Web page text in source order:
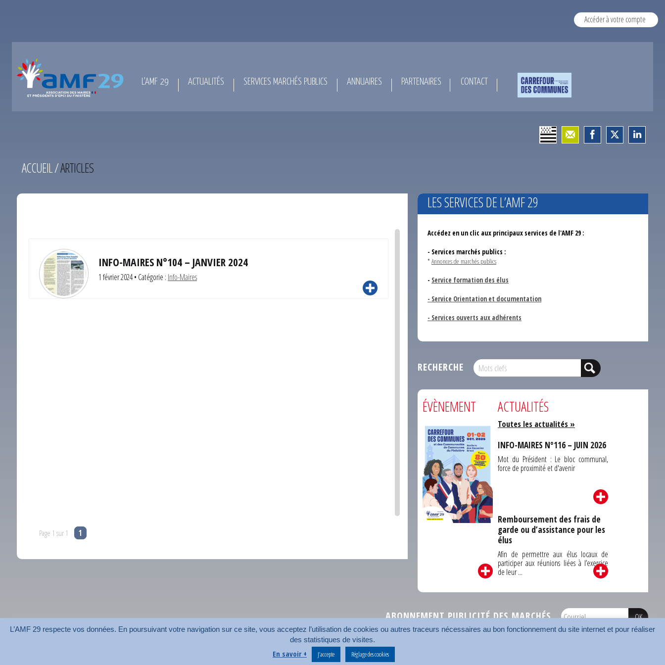
Accéder à votre compte
L’AMF 29 ACTUALITÉS SERVICES MARCHÉS PUBLICS ANNUAIRES PARTENAIRES CONTACT
ACCUEIL/ARTICLES
INFO-MAIRES N°104 – JANVIER 2024
1 février 2024• Catégorie : Info-Maires
Page 1 sur 1 1
LES SERVICES DE L’AMF 29
Accédez en un clic aux principaux services de l'AMF 29 :
- Services marchés publics :
*Annonces de marchés publics
- Service formation des élus
- Service Orientation et documentation
- Services ouverts aux adhérents
RECHERCHE
ÉVÈNEMENT ACTUALITÉS
Toutes les actualités »
INFO-MAIRES N°116 – JUIN 2026
Mot du Président : Le bloc communal,
force de proximité et d'avenir
Remboursement des frais de
garde ou d’assistance pour les
élus
Afin de permettre aux élus locaux de
participer aux réunions liées à l’exercice
de leur ...
ABONNEMENT PUBLICITÉ DES MARCHÉS
Plan du site
L’AMF 29 respecte vos données. En poursuivant votre navigation sur ce site, vous acceptez l’utilisation de cookies ou autres traceurs nécessaires au bon fonctionnement du site internet et pour réaliser
des statistiques de visites.
En savoir + J’accepte Réglage des cookies